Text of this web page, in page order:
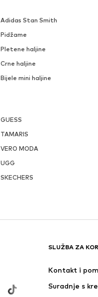
Adidas Stan Smith
Pidžame
Pletene haljine
Crne haljine
Bijele mini haljine
GUESS
TAMARIS
VERO MODA
UGG
SKECHERS
SLUŽBA ZA
Kontakt i
Suradnje s